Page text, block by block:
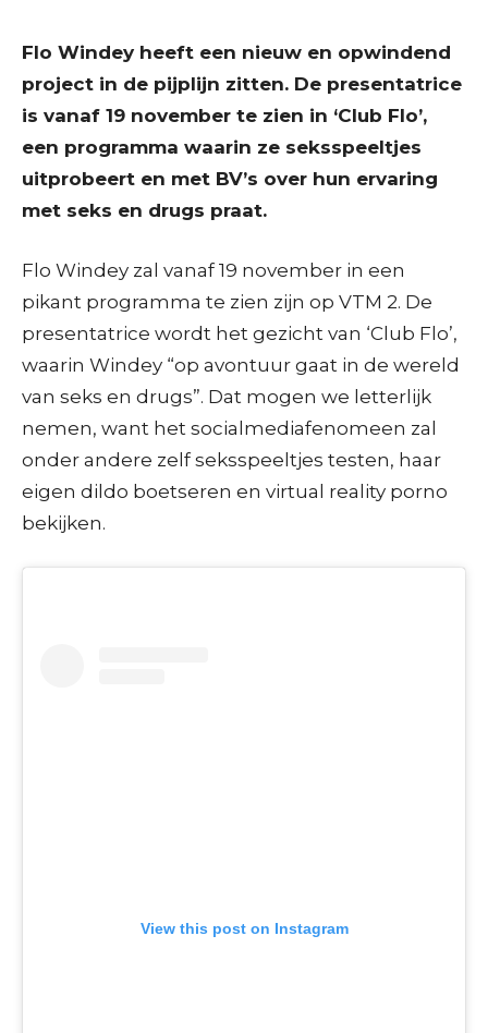
Flo Windey heeft een nieuw en opwindend
project in de pijplijn zitten. De presentatrice
is vanaf 19 november te zien in ‘Club Flo’,
een programma waarin ze seksspeeltjes
uitprobeert en met BV’s over hun ervaring
met seks en drugs praat.
Flo Windey zal vanaf 19 november in een
pikant programma te zien zijn op VTM 2. De
presentatrice wordt het gezicht van ‘Club Flo’,
waarin Windey “op avontuur gaat in de wereld
van seks en drugs”. Dat mogen we letterlijk
nemen, want het socialmediafenomeen zal
onder andere zelf seksspeeltjes testen, haar
eigen dildo boetseren en virtual reality porno
bekijken.
View this post on Instagram